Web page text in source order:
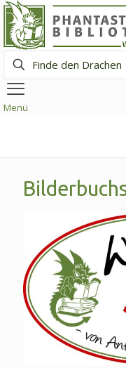
den
Drachen
Menü